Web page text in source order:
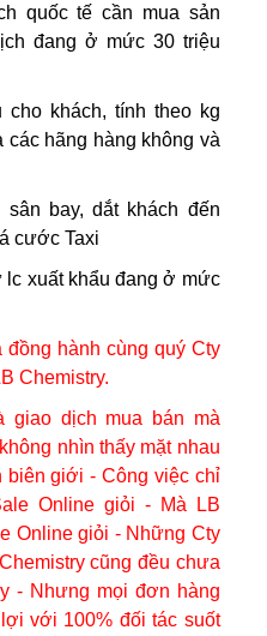
quốc tế cần mua sản
đang ở mức 30 triệu
cho khách, tính theo kg
hãng hàng không và
bay, dắt khách đến
cước Taxi
lc xuất khẩuđang ở mức
hành cùng quý Cty
Chemistry.
giao dịch mua bán mà
nhìn thấy mặt nhau
biên giới - Công việc chỉ
Online giỏi - Mà LB
Online giỏi - Những Cty
cũng đều chưa
- Nhưng mọi đơn hàng
với 100% đối tác suốt